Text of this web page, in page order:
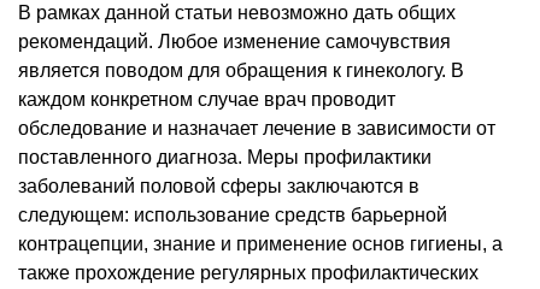
В рамках данной статьи невозможно дать общих
рекомендаций. Любое изменение самочувствия
является поводом для обращения к гинекологу. В
каждом конкретном случае врач проводит
обследование и назначает лечение в зависимости от
поставленного диагноза. Меры профилактики
заболеваний половой сферы заключаются в
следующем: использование средств барьерной
контрацепции, знание и применение основ гигиены, а
также прохождение регулярных профилактических